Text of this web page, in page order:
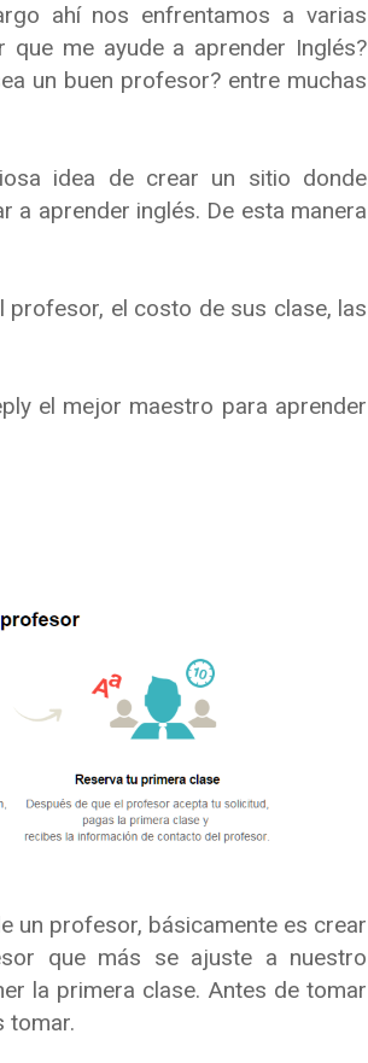
ahí nos enfrentamos a varias
me ayude a aprender Inglés?
un buen profesor? entre muchas
idea de crear un sitio donde
a aprender inglés. De esta manera
el costo de sus clase, las
el mejor maestro para aprender
un profesor, básicamente es crear
que más se ajuste a nuestro
la primera clase. Antes de tomar
tomar.